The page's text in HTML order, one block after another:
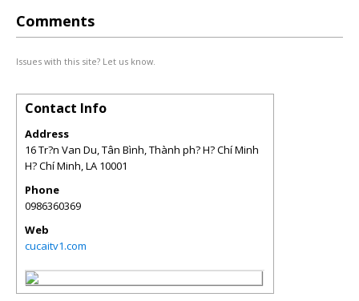
Comments
Issues with this site? Let us know.
Contact Info
Address
16 Tr?n Van Du, Tân Bình, Thành ph? H? Chí Minh
H? Chí Minh,LA 10001
Phone
0986360369
Web
cucaitv1.com